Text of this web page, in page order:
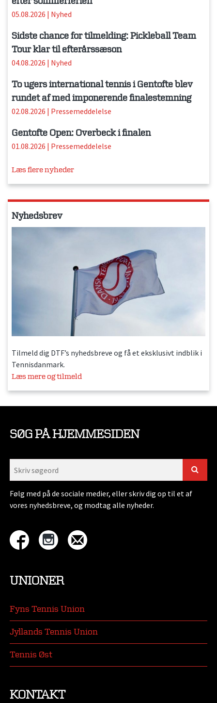
05.08.2026 | Nyhed
Sidste chance for tilmelding: Pickleball Team
Tour klar til efterårssæson
04.08.2026 | Nyhed
To ugers international tennis i Gentofte blev
rundet af med imponerende finalestemning
02.08.2026 | Pressemeddelelse
Gentofte Open: Overbeck i finalen
01.08.2026 | Pressemeddelelse
Læs flere nyheder
Nyhedsbrev
Tilmeld dig DTF’s nyhedsbreve og få et eksklusivt indblik i
Tennisdanmark.
Læs mere og tilmeld
SØG PÅ HJEMMESIDEN
Følg med på de sociale medier, eller skriv dig op til et af
vores nyhedsbreve, og modtag alle nyheder.
UNIONER
Fyns Tennis Union
Jyllands Tennis Union
Tennis Øst
KONTAKT